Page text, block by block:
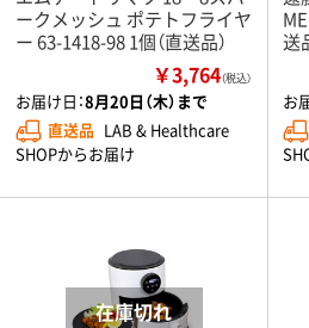
ークメッシュ ポテトフライヤ
ー 63-1418-98 1個（直送品）
￥3,764（税込）
お届け日：8月20日（木）まで
直送品 LAB & Healthcare
SHOPからお届け
送
お